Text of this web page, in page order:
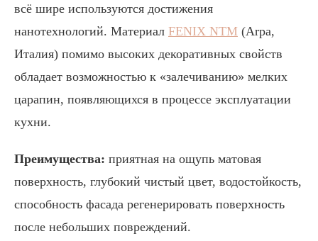
всё шире используются достижения
нанотехнологий. Материал FENIX NTM (Arpa,
Италия) помимо высоких декоративных свойств
обладает возможностью к «залечиванию» мелких
царапин, появляющихся в процессе эксплуатации
кухни.
Преимущества: приятная на ощупь матовая
поверхность, глубокий чистый цвет, водостойкость,
способность фасада регенерировать поверхность
после небольших повреждений.